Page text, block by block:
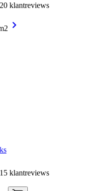
klantreviews
klantreviews